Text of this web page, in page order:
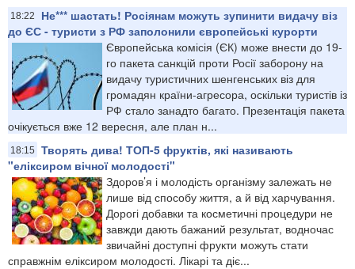
18:22
Не*** шастать! Росіянам можуть зупинити видачу віз
до ЄС - туристи з РФ заполонили європейські курорти
Європейська комісія (ЄК) може внести до 19-
го пакета санкцій проти Росії заборону на
видачу туристичних шенгенських віз для
громадян країни-агресора, оскільки туристів із
РФ стало занадто багато. Презентація пакета
очікується вже 12 вересня, але план н...
18:15
Творять дива! ТОП-5 фруктів, які називають
"еліксиром вічної молодості"
Здоров’я і молодість організму залежать не
лише від способу життя, а й від харчування.
Дорогі добавки та косметичні процедури не
завжди дають бажаний результат, водночас
звичайні доступні фрукти можуть стати
справжнім еліксиром молодості. Лікарі та діє...